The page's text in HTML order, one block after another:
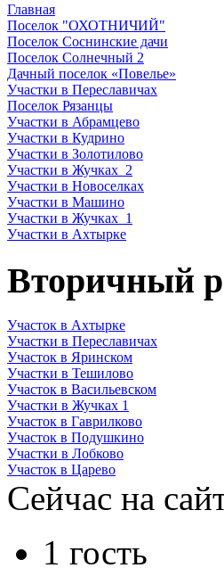
Главная
Поселок "ОХОТНИЧИЙ"
Поселок Соснинские дачи
Поселок Солнечный 2
Дачный поселок «Повелье»
Участки в Переславичах
Поселок Рязанцы
Участки в Абрамцево
Участки в Кудрино
Участки в Золотилово
Участки в Жучках_2
Участки в Новоселках
Участки в Машино
Участки в Жучках_1
Участки в Ахтырке
Вторичный
Участок в Ахтырке
Участки в Переславичах
Участок в Яринском
Участки в Тешилово
Участок в Васильевском
Участки в Жучках 1
Участок в Гаврилково
Участок в Подушкино
Участки в Лобково
Участок в Царево
Сейчас на
1 гость